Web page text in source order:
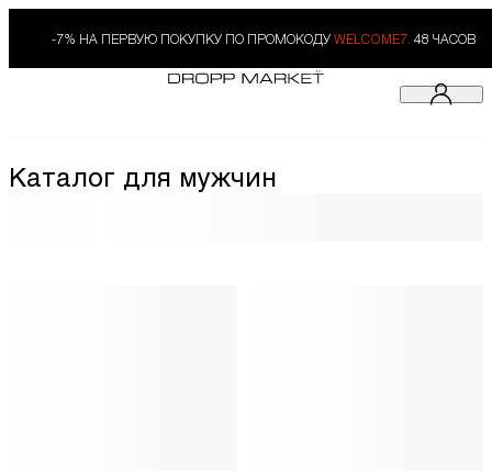
-7% НА ПЕРВУЮ ПОКУПКУ ПО ПРОМОКОДУ WELCOME7. 48 ЧАСОВ
Каталог для мужчин